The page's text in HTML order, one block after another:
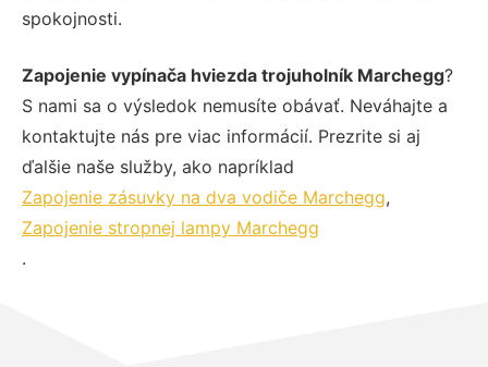
spokojnosti.
Zapojenie vypínača hviezda trojuholník Marchegg?
S nami sa o výsledok nemusíte obávať. Neváhajte a
kontaktujte nás pre viac informácií. Prezrite si aj
ďalšie naše služby, ako napríklad
Zapojenie zásuvky na dva vodiče Marchegg,
Zapojenie stropnej lampy Marchegg
.